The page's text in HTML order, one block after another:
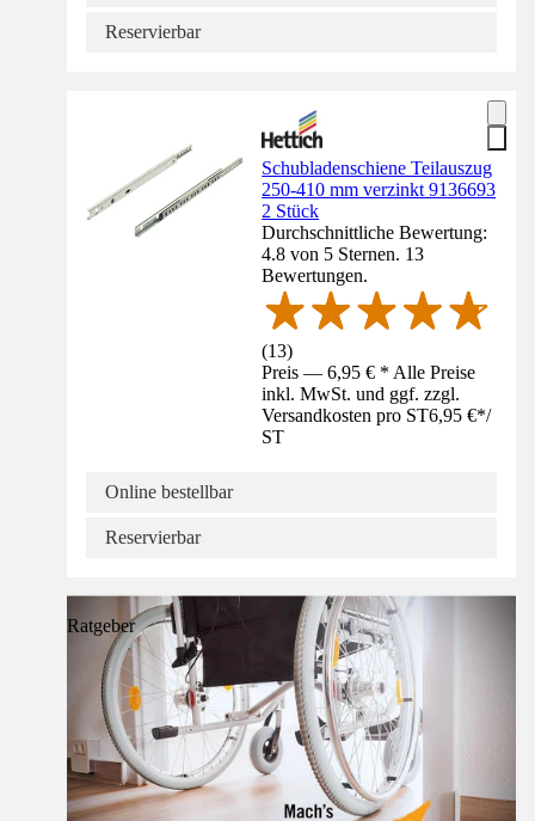
Reservierbar
Schubladenschiene Teilauszug
250-410 mm verzinkt 9136693
2 Stück
Durchschnittliche Bewertung:
4.8 von 5 Sternen. 13
Bewertungen.
(13)
Preis — 6,95 € * Alle Preise
inkl. MwSt. und ggf. zzgl.
Versandkosten pro ST6,95 €*/
ST
Online bestellbar
Reservierbar
Ratgeber